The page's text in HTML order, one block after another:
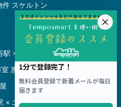
件 スケルトン
駅 × カフェ
池袋駅 × ラーメン
恵比寿駅 × レストラン
麻布十番駅 × レストラン
× エステ・マッサージ・サロン